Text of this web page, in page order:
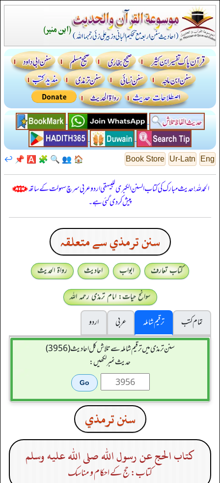
Eng
Ur-Latn
Book Store
🏠
👥
🔍
🧩
🅰️
📌
↩️
الحمدللہ! حدیث مبارک کی کتاب السنن الكبرى للبيهقي اردو عربی سرچ سہولت کے ساتھ
پیش کر دی گئی ہے۔
سنن ترمذي سے متعلقہ
کتاب تعارف ابواب احادیث
رواۃ الحدیث
سوانح حیات: امام ترمذی رحمہ اللہ
تمام کتب
ترقیم شاملہ عربی
اردو
سنن ترمذی میں ترقیم شاملہ سے تلاش کل احادیث (3956)
حدیث نمبر لکھیں:
سنن ترمذي
كتاب الحج عن رسول الله صلى الله عليه وسلم
کتاب: حج کے احکام و مناسک